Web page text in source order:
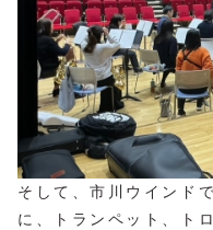
そして、市川ウインド
に、トランペット、ト